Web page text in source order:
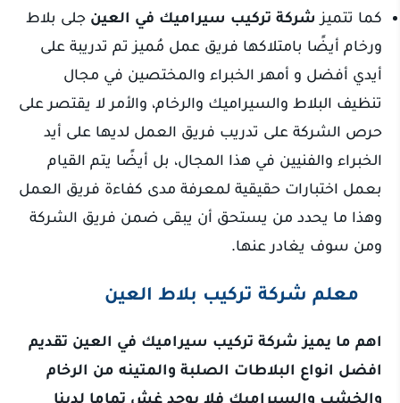
كما تتميز شركة تركيب سيراميك في العين جلى بلاط
ورخام أيضًا بامتلاكها فريق عمل مُميز تم تدريبة على
أيدي أفضل و أمهر الخبراء والمختصين في مجال
تنظيف البلاط والسيراميك والرخام، والأمر لا يقتصر على
حرص الشركة على تدريب فريق العمل لديها على أيد
الخبراء والفنيين في هذا المجال، بل أيضًا يتم القيام
بعمل اختبارات حقيقية لمعرفة مدى كفاءة فريق العمل
وهذا ما يحدد من يستحق أن يبقى ضمن فريق الشركة
ومن سوف يغادر عنها.
معلم شركة تركيب بلاط العين
اهم ما يميز شركة تركيب سيراميك في العين تقديم
افضل انواع البلاطات الصلبة والمتينه من الرخام
والخشب والسيراميك فلا يوجد غش تماما لدينا